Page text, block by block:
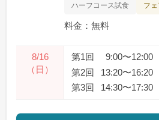
ハーフコース試食
フ
料金：無料
8/16
（日）
第1回 9:00〜12:00
第2回
13:20〜16:20
第3回
14:30〜17:30